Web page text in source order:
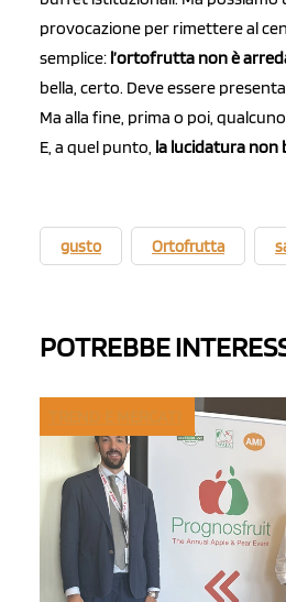
provocazione per rimettere al
semplice: l’ortofrutta non è
bella, certo. Deve essere
Ma alla fine, prima o poi,
E, a quel punto, la lucidatura non
gusto Ortofrutta
POTREBBE